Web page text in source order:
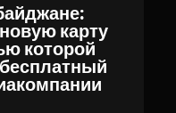
карту
которой